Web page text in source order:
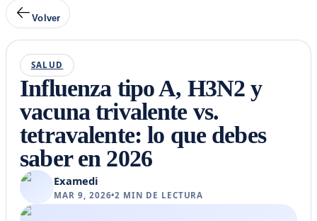
Volver
SALUD
Influenza tipo A, H3N2 y
vacuna trivalente vs.
tetravalente: lo que debes
saber en 2026
Examedi
MAR 9, 2026•2 MIN DE LECTURA